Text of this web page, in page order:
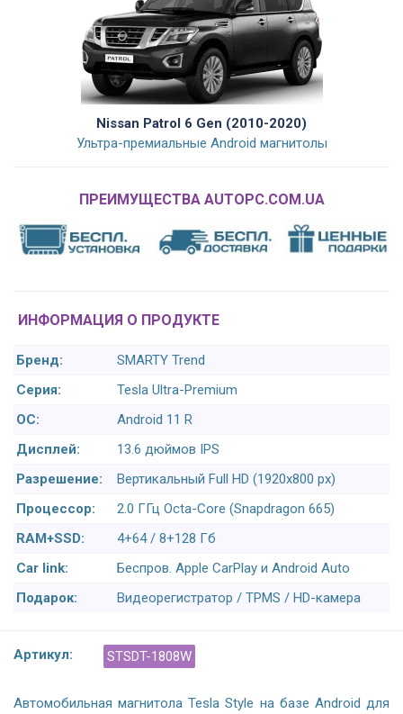
Nissan Patrol 6 Gen (2010-2020)
Ультра-премиальные Android магнитолы
ПРЕИМУЩЕСТВА AUTOPC.COM.UA
ИНФОРМАЦИЯ О ПРОДУКТЕ
Бренд:
SMARTY Trend
Серия:
Tesla Ultra-Premium
ОС:
Android 11 R
Дисплей:
13.6 дюймов IPS
Разрешение:
Вертикальный Full HD (1920x800 px)
Процессор:
2.0 ГГц Octa-Core (Snapdragon 665)
RAM+SSD:
4+64 / 8+128 Гб
Car link:
Беспров. Apple CarPlay и Android Auto
Подарок:
Видеорегистратор / TPMS / HD-камера
Артикул: STSDT-1808W
Автомобильная магнитола Tesla Style на базе Android для